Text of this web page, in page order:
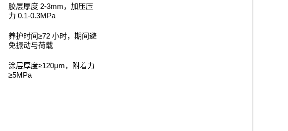
胶层厚度 2-3mm，加压压
力 0.1-0.3MPa
养护时间 ≥72 小时，期间避
免振动与荷载
涂层厚度≥120μm，附着力
≥5MPa